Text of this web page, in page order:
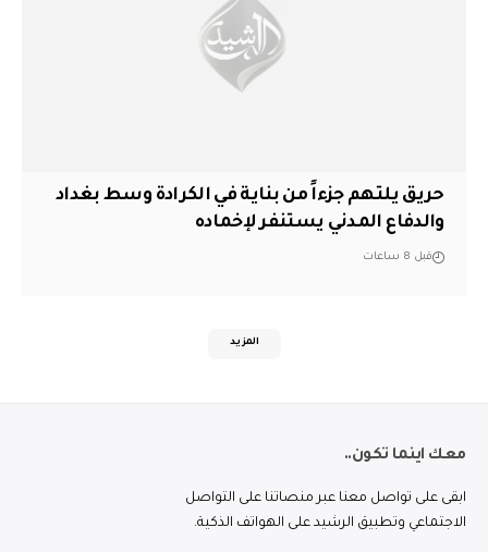
حريق يلتهم جزءاً من بناية في الكرادة وسط بغداد
والدفاع المدني يستنفر لإخماده
قبل 8 ساعات
المزيد
معك اينما تكون..
ابقى على تواصل معنا عبر منصاتنا على التواصل
الاجتماعي وتطبيق الرشيد على الهواتف الذكية.